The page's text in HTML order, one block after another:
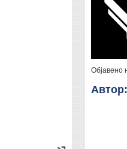
Објавено